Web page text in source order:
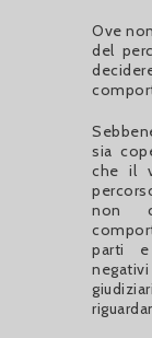
Ove
del
sia
che il
non
parti